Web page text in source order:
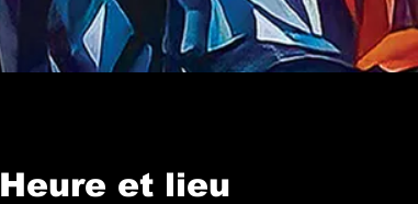
Heure et lieu